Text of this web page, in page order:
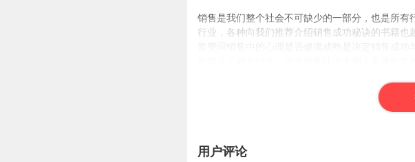
销售是我们整个社会不可缺少的一部分，也是所
行业，各种向我们推荐介绍销售成功秘诀的书籍
都加入了销售行业，当然销售队伍中的人素质能
下80%的人只挣到了20%的钱。”成功是可以复
540338713
用户评论